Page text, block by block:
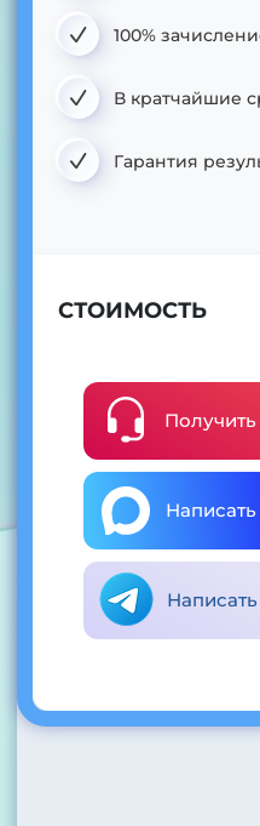
100%
В кратчайшие
Гарантия
СТОИМОСТЬ
Написать